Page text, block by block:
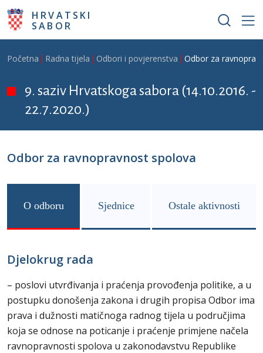
Skoči na glavni sadržaj
HRVATSKI
SABOR
Breadcrumb
Početna Radna tijela Odbori i povjerenstva Odbor za
9. saziv Hrvatskoga sabora (14.10.2016. -
22.7.2020.)
Odbor za ravnopravnost spolova
O odboru Sjednice Ostale aktivnosti
Djelokrug rada
– poslovi utvrđivanja i praćenja provođenja politike, a u
postupku donošenja zakona i drugih propisa Odbor ima
prava i dužnosti matičnoga radnog tijela u područjima
koja se odnose na poticanje i praćenje primjene načela
ravnopravnosti spolova u zakonodavstvu Republike